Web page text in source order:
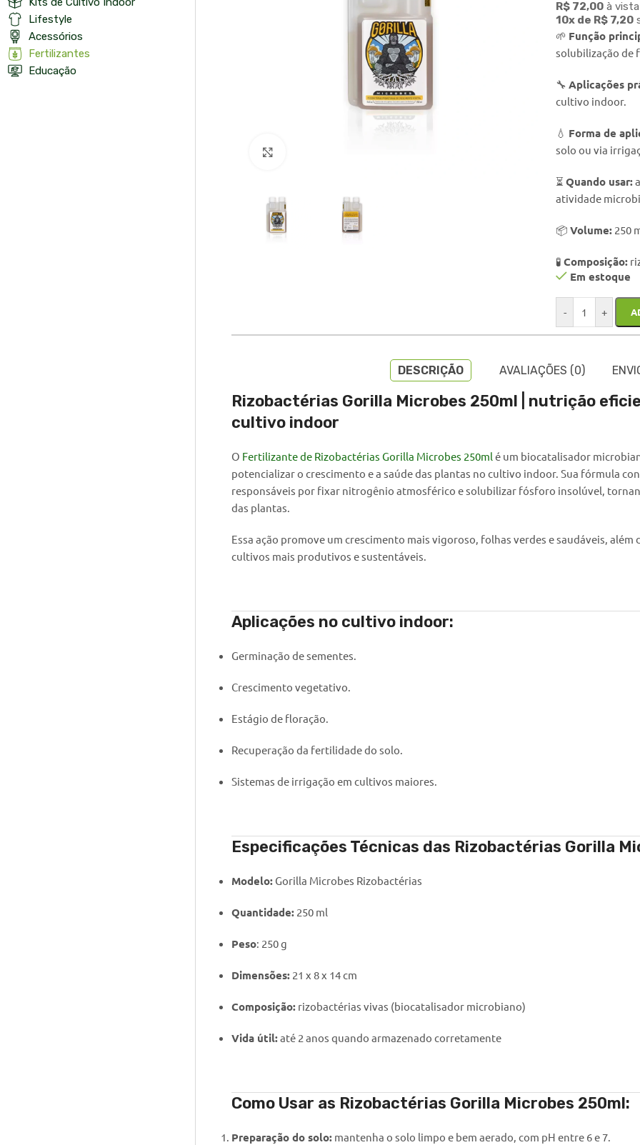
Lifestyle
Acessórios
Fertilizantes
Educação
R$ 72,00 à
10x de R$ 7,20
🌱 Função
solubilização de
🔧Aplicações
cultivo indoor.
💧 Forma de
solo ou via
⏳Quando usar:
atividade
📦Volume: 250
🧪Composição:
Em estoque
- +
DESCRIÇÃO AVALIAÇÕES (0)
Rizobactérias Gorilla Microbes 250ml | nutrição
cultivo indoor
O Fertilizante de Rizobactérias Gorilla Microbes 250ml é um biocatalisador
potencializar o crescimento e a saúde das plantas no cultivo indoor. Sua fórmula
responsáveis por fixar nitrogênio atmosférico e solubilizar fósforo insolúvel,
das plantas.
Essa ação promove um crescimento mais vigoroso, folhas verdes e saudáveis,
cultivos mais produtivos e sustentáveis.
Aplicações no cultivo indoor:
Germinação de sementes.
Crescimento vegetativo.
Estágio de floração.
Recuperação da fertilidade do solo.
Sistemas de irrigação em cultivos maiores.
Especificações Técnicas das Rizobactérias Gorilla
Modelo: Gorilla Microbes Rizobactérias
Quantidade: 250 ml
Peso: 250 g
Dimensões: 21 x 8 x 14 cm
Composição: rizobactérias vivas (biocatalisador microbiano)
Vida útil:até 2 anos quando armazenado corretamente
Como Usar as Rizobactérias Gorilla Microbes 250ml:
Preparação do solo: mantenha o solo limpo e bem aerado, com pH entre 6 e 7.